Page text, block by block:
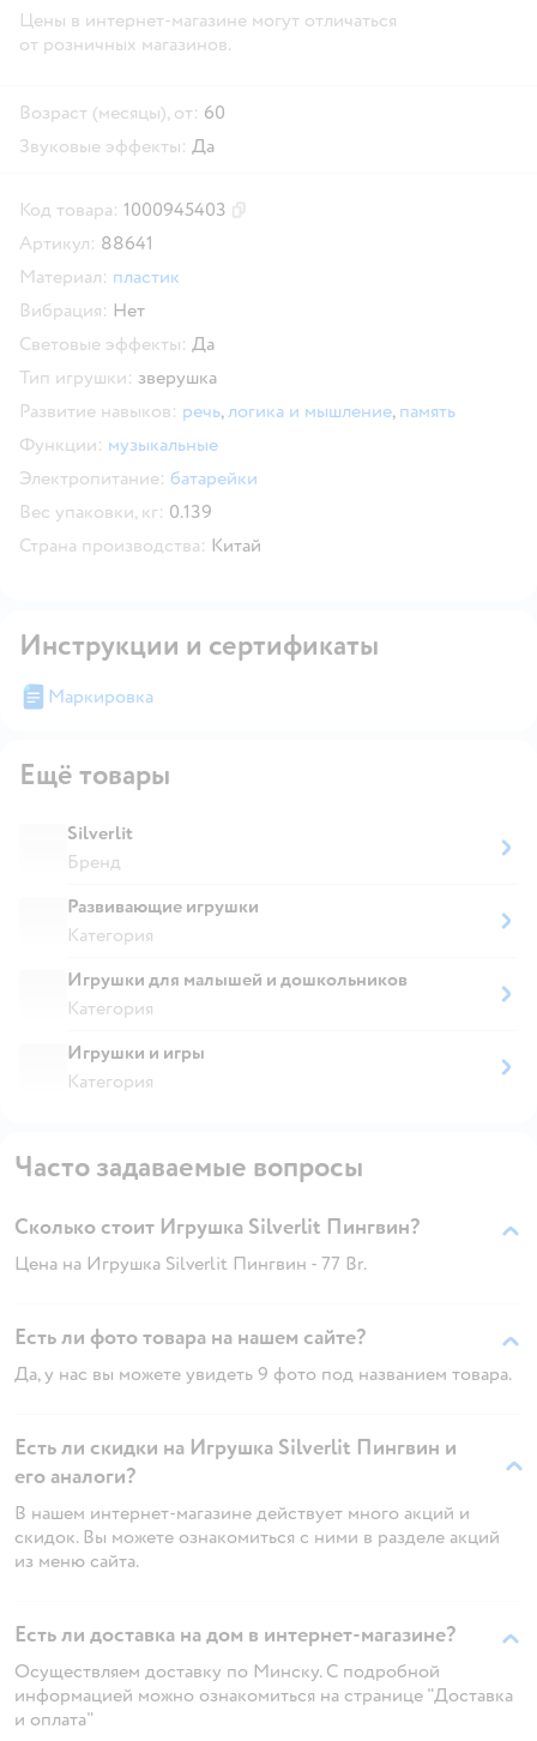
Цены в интернет-магазине могут отличаться
от розничных магазинов.
Возраст (месяцы), от: 60
Звуковые эффекты: Да
Код товара: 1000945403
Артикул: 88641
Материал: пластик
Вибрация: Нет
Световые эффекты: Да
Тип игрушки: зверушка
Развитие навыков: речь,логика и мышление, память
Функции: музыкальные
Электропитание: батарейки
Вес упаковки, кг: 0.139
Страна производства: Китай
Инструкции и сертификаты
Маркировка
Ещё товары
Silverlit
Бренд
Развивающие игрушки
Категория
Игрушки для малышей и дошкольников
Категория
Игрушки и игры
Категория
Часто задаваемые вопросы
Сколько стоит Игрушка Silverlit Пингвин?
Цена на Игрушка Silverlit Пингвин - 77 Br.
Есть ли фото товара на нашем сайте?
Да, у нас вы можете увидеть 9 фото под названием товара.
Есть ли скидки на Игрушка Silverlit Пингвин и
его аналоги?
В нашем интернет-магазине действует много акций и
скидок. Вы можете ознакомиться с ними в разделе акций
из меню сайта.
Есть ли доставка на дом в интернет-магазине?
Осуществляем доставку по Минску. С подробной
информацией можно ознакомиться на странице "Доставка
и оплата"